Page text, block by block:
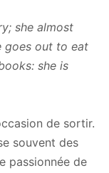
she almost
goes out to eat
she is
de sortir.
souvent des
passionnée de